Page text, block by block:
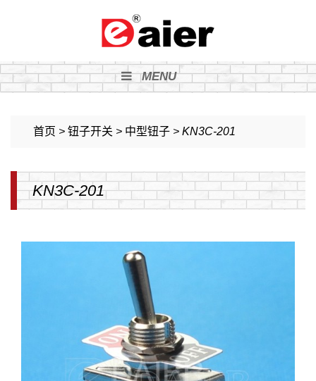
MENU
首页 > 钮子开关 > 中型钮子 > KN3C-201
KN3C-201